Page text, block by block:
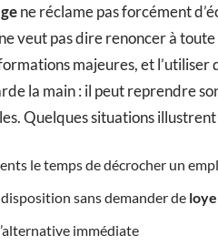
ne réclame pas forcément
ne veut pas dire renoncer à
majeures, et l’utiliser
la main : il peut reprendre
Quelques situations illustrent
le temps de décrocher un
sans demander de
immédiate